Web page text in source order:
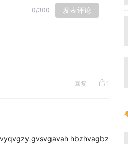
0/300 发表评论
回复 1
gvsvgavah hbzhvagbz